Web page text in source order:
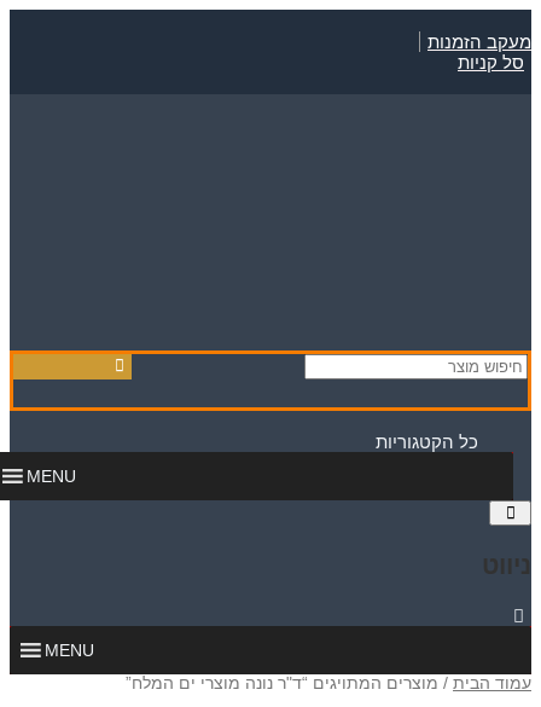
to
content
מעקב הזמנות
סל קניות
כל הקטגוריות
MENU
ניווט
MENU
עמוד הבית/ מוצרים המתויגים “ד"ר נונה מוצרי ים המלח”